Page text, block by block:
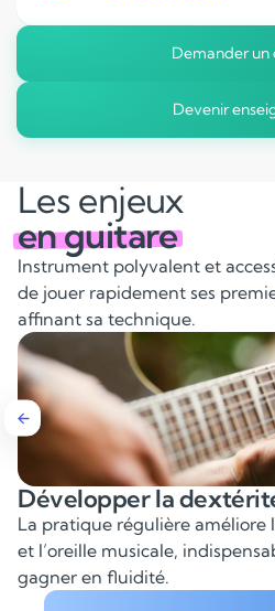
Demander un
Devenir
Les enjeux
en guitare
Instrument polyvalent et
de jouer rapidement ses
affinant sa technique.
et l’écoute
améliore la souplesse des
pour progresser